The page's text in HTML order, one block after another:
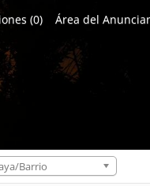
(0) Área del
Barrio